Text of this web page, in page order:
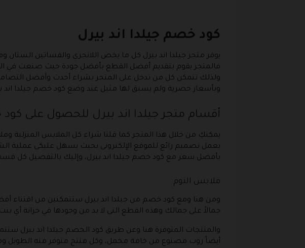
كود خصم جيلدا اند بيرل
يوفر متجر جيلدا اند بيرل كل ما يخص اللانجري والفساتين
فالمتجر يقوم بتقديم أفضل القطع بأفضل جودة حيث صنعت
ولذلك تتمكن كل من تدخل على المتجر بشراء أحدث وأفضل
وبأسعار حصرية ولم يسبق لها مثيل عند وضع كود خصم جيلدا اند
أقسام متجر جيلدا اند بيرل للحصول على كود
يمكنكِ من خلال هذا المتجر كما قلنا شراء كل الملابس المنزلية
بعمل تصميم رائع للموقع الإلكترونى بحيث يسهل عليكى عملية
بأفضل سعر مع كود خصم جيلدا اند بيرل، وإليك بالتفصيل كل قسم
ملابس النوم
ومن هنا ومع كود خصم من جيلدا اند بيرل ستتمكنين من اقتناء
جمالاً على جمالك وهذه القطع التى لا بد من وجودها في خزانة
والمنتجات المتوفرة هنا وعن طريق كود الخصم جيلدا اند بيرل
أيضاً روب مصنوع من خامة مخمل، وكل منتج متوفر منه الطويل